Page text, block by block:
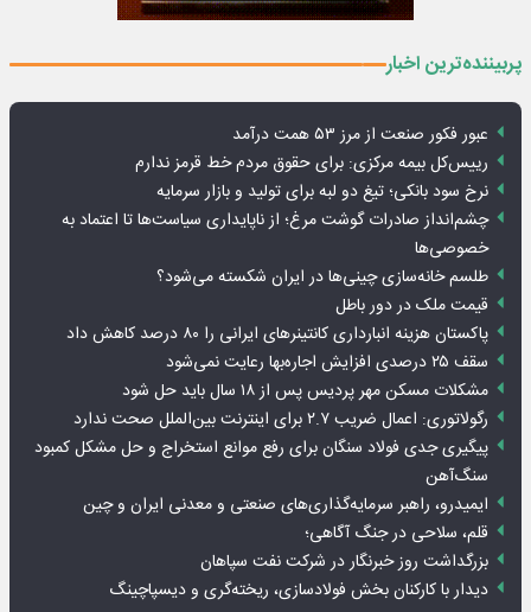
پربیننده‌ترین اخبار
عبور فکور صنعت از مرز ۵۳ همت درآمد
رییس‌کل بیمه مرکزی: برای حقوق مردم خط قرمز ندارم
نرخ سود بانکی؛ تیغ دو لبه برای تولید و بازار سرمایه
چشم‌انداز صادرات گوشت مرغ؛ از ناپایداری سیاست‌ها تا اعتماد به
خصوصی‌ها
طلسم خانه‌سازی چینی‌ها در ایران شکسته می‌شود؟
قیمت ملک در دور باطل
پاکستان هزینه انبارداری کانتینرهای ایرانی را ۸۰ درصد کاهش داد
سقف ۲۵ درصدی افزایش اجاره‌بها رعایت نمی‌شود
مشکلات مسکن مهر پردیس پس از ۱۸ سال باید حل شود
رگولاتوری: اعمال ضریب ۲.۷ برای اینترنت بین‌الملل صحت ندارد
پیگیری جدی فولاد سنگان برای رفع موانع استخراج و حل مشکل کمبود
سنگ‌آهن
ایمیدرو، راهبر سرمایه‌گذاری‌های صنعتی و معدنی ایران و چین
قلم، سلاحی در جنگ آگاهی؛
بزرگداشت روز خبرنگار در شرکت نفت سپاهان
دیدار با کارکنان بخش فولادسازی، ریخته‌گری و دیسپاچینگ